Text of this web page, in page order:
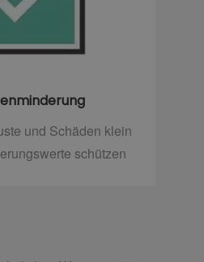
und Schäden klein
schützen